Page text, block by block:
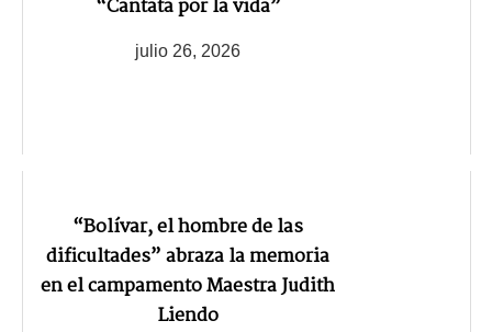
“Cantata por la vida”
julio 26, 2026
“Bolívar, el hombre de las
dificultades” abraza la memoria
en el campamento Maestra Judith
Liendo